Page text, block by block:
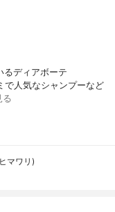
るディアボーテ
で人気なシャンプーなど
る
マワリ)